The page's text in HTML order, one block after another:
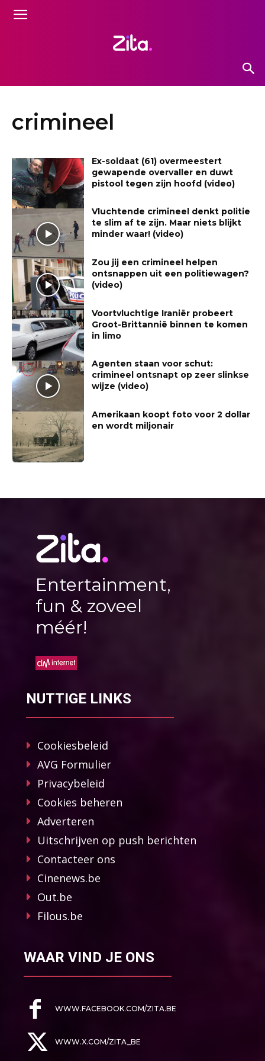
crimineel
Ex-soldaat (61) overmeestert
gewapende overvaller en duwt
pistool tegen zijn hoofd (video)
Vluchtende crimineel denkt politie
te slim af te zijn. Maar niets blijkt
minder waar! (video)
Zou jij een crimineel helpen
ontsnappen uit een politiewagen?
(video)
Voortvluchtige Iraniër probeert
Groot-Brittannië binnen te komen
in limo
Agenten staan voor schut:
crimineel ontsnapt op zeer slinkse
wijze (video)
Amerikaan koopt foto voor 2 dollar
en wordt miljonair
Entertainment,
fun & zoveel
méér!
NUTTIGE LINKS
Cookiesbeleid
AVG Formulier
Privacybeleid
Cookies beheren
Adverteren
Uitschrijven op push berichten
Contacteer ons
Cinenews.be
Out.be
Filous.be
WAAR VIND JE ONS
WWW.FACEBOOK.COM/ZITA.BE
WWW.X.COM/ZITA_BE